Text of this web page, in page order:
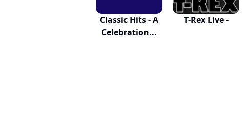
Classic Hits - A
Celebration...
T-Rex Live -